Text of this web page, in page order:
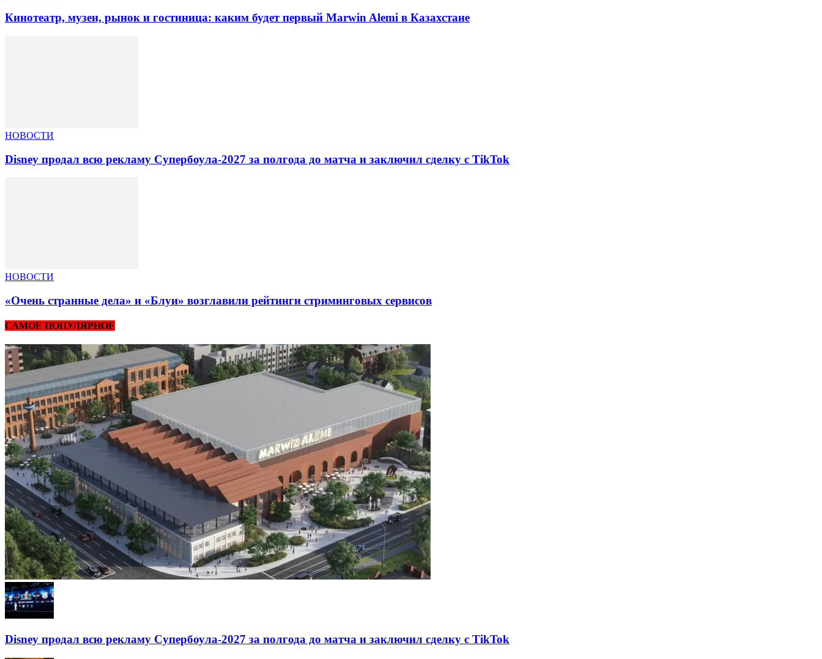
Кинотеатр, музеи, рынок и гостиница: каким будет первый Marwin Alemi в Казахстане
НОВОСТИ
Disney продал всю рекламу Супербоула-2027 за полгода до матча и заключил сделку с TikTok
НОВОСТИ
«Очень странные дела» и «Блуи» возглавили рейтинги стриминговых сервисов
САМОЕ ПОПУЛЯРНОЕ
Disney продал всю рекламу Супербоула-2027 за полгода до матча и заключил сделку с TikTok